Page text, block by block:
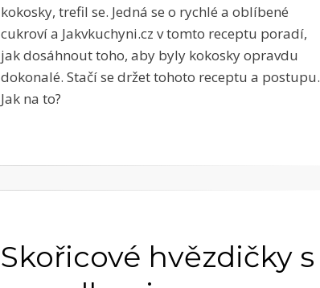
kokosky, trefil se. Jedná se o rychlé a oblíbené
cukroví a Jakvkuchyni.cz v tomto receptu poradí,
jak dosáhnout toho, aby byly kokosky opravdu
dokonalé. Stačí se držet tohoto receptu a postupu.
Jak na to?
Skořicové hvězdičky s